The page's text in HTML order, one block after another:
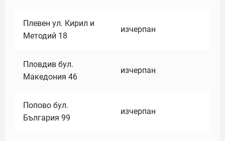
Плевен ул. Кирил и
Методий 18
изчерпан
Пловдив бул.
Македония 46
изчерпан
Попово бул.
България 99
изчерпан